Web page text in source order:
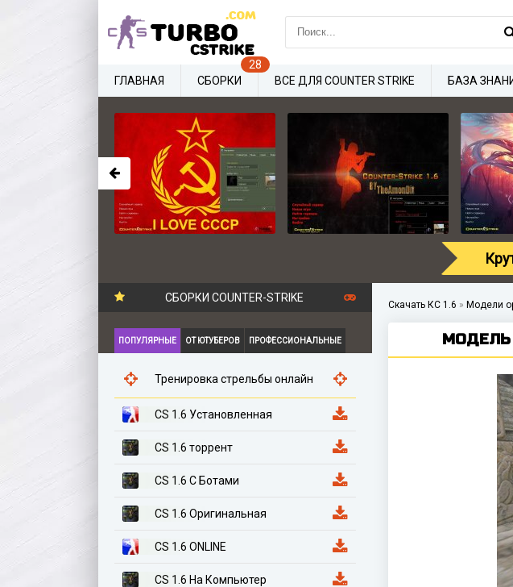
Скачать КС 1.6 » Модели
МОДЕЛЬ
СБОРКИ COUNTER-STRIKE
ПОПУЛЯРНЫЕ ОТ ЮТУБЕРОВ ПРОФЕССИОНАЛЬНЫЕ
Тренировка стрельбы онлайн
CS 1.6 Установленная
CS 1.6 торрент
CS 1.6 С Ботами
CS 1.6 Оригинальная
CS 1.6 ONLINE
CS 1.6 На Компьютер
ГЛАВНАЯ СБОРКИ ВСЕ ДЛЯ COUNTER STRIKE БАЗА